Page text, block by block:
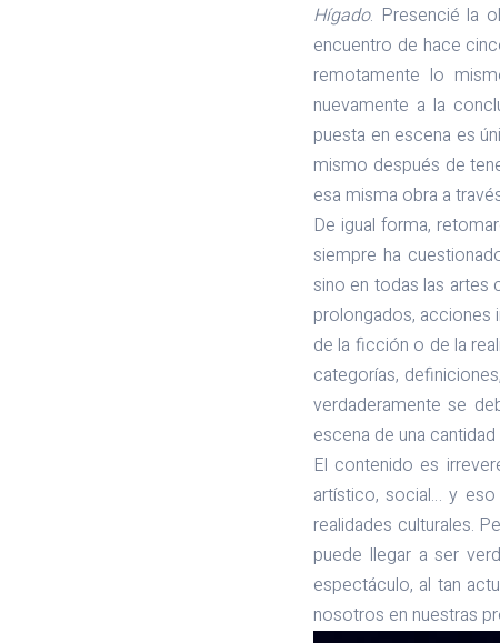
Hígado. Presencié la
encuentro de hace
remotamente lo
nuevamente a la
puesta en escena es
mismo después de
esa misma obra a
De igual forma,
siempre ha
sino en todas las artes
prolongados, acciones
de la ficción o de la
categorías,
verdaderamente se
escena de una
El contenido es
artístico, social… y
realidades culturales.
puede llegar a ser
espectáculo, al tan
nosotros en nuestras